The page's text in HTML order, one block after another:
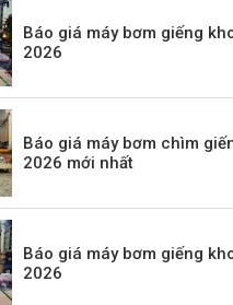
Báo giá máy bơm giếng
2026
Báo giá máy bơm chìm
2026 mới nhất
Báo giá máy bơm giếng
2026